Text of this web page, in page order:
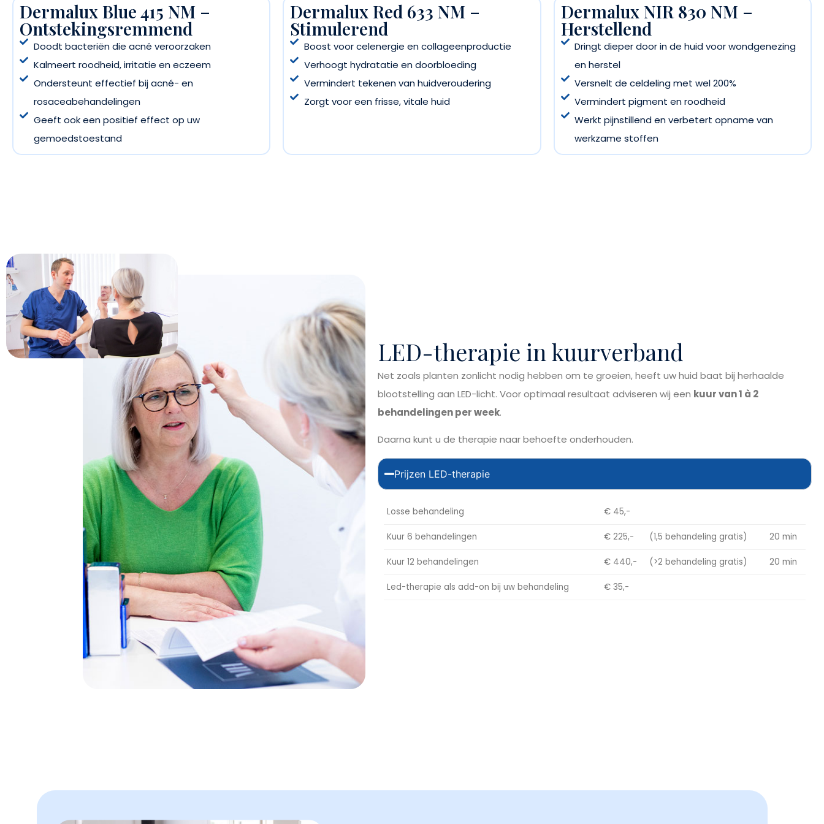
Dermalux Blue 415 NM –
Ontstekingsremmend
Doodt bacteriën die acné veroorzaken
Kalmeert roodheid, irritatie en eczeem
Ondersteunt effectief bij acné- en
rosaceabehandelingen
Geeft ook een positief effect op uw
gemoedstoestand
Dermalux Red 633 NM –
Stimulerend
Boost voor celenergie en collageenproductie
Verhoogt hydratatie en doorbloeding
Vermindert tekenen van huidveroudering
Zorgt voor een frisse, vitale huid
Dermalux NIR 830 NM –
Herstellend
Dringt dieper door in de huid voor wondgenezing
en herstel
Versnelt de celdeling met wel 200%
Vermindert pigment en roodheid
Werkt pijnstillend en verbetert opname van
werkzame stoffen
LED-therapie in kuurverband
Net zoals planten zonlicht nodig hebben om te groeien, heeft uw huid baat bij herhaalde
blootstelling aan LED-licht. Voor optimaal resultaat adviseren wij een kuur van 1 à 2
behandelingen per week.
Daarna kunt u de therapie naar behoefte onderhouden.
Prijzen LED-therapie
Losse behandeling € 45,-
Kuur 6 behandelingen € 225,- (1,5 behandeling gratis) 20 min
Kuur 12 behandelingen € 440,- (>2 behandeling gratis) 20 min
Led-therapie als add-on bij uw behandeling € 35,-